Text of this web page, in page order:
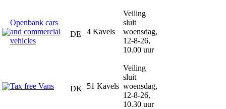
Openbank cars
and commercial
vehicles
DE 4 Kavels
Veiling
sluit
woensdag,
12-8-26,
10.00 uur
Tax free Vans DK 51 Kavels
Veiling
sluit
woensdag,
12-8-26,
10.30 uur